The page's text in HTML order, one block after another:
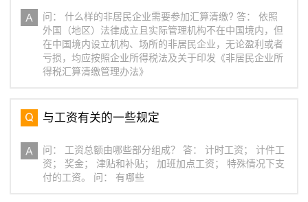
问： 什么样的非居民企业需要参加汇算清缴? 答： 依照
外国（地区）法律成立且实际管理机构不在中国境内，但
在中国境内设立机构、场所的非居民企业，无论盈利或者
亏损，均应按照企业所得税法及关于印发《非居民企业所
得税汇算清缴管理办法》
与工资有关的一些规定
问： 工资总额由哪些部分组成？ 答： 计时工资； 计件工
资； 奖金； 津贴和补贴； 加班加点工资； 特殊情况下支
付的工资。 问： 有哪些